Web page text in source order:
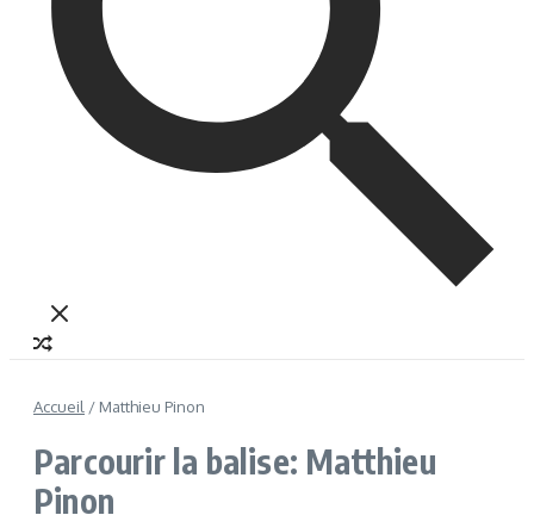
Accueil / Matthieu Pinon
Parcourir la balise: Matthieu
Pinon